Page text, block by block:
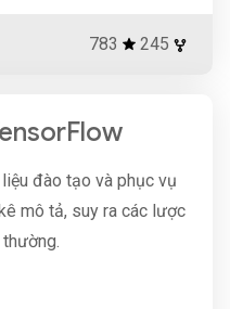
783 245
đào tạo và phục vụ
mô tả, suy ra các lược